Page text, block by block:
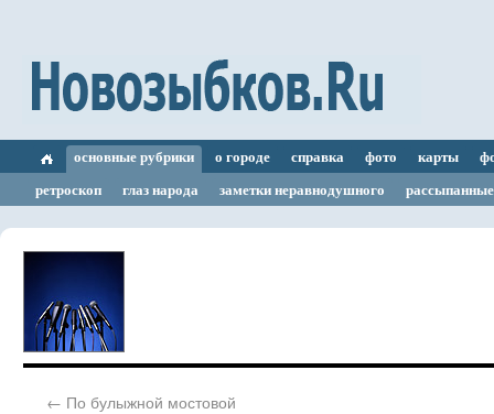
основные рубрики о городе справка фото карты
ретроскоп
глаз народа заметки неравнодушного
← По булыжной мостовой